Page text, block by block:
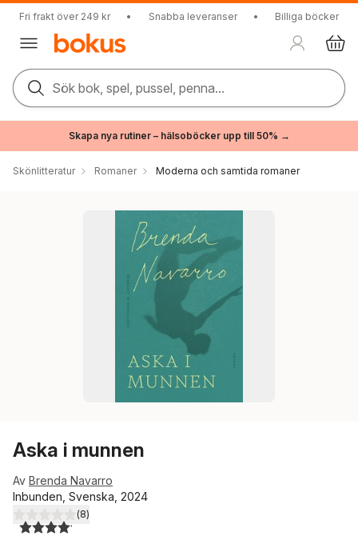
Fri frakt över 249 kr • Snabba leveranser • Billiga böcker
Sök bok, spel, pussel, penna...
Skapa nya rutiner – hälsoböcker upp till 50% →
Skönlitteratur Romaner Moderna och samtida romaner
Aska i munnen
Av Brenda Navarro
Inbunden, Svenska, 2024
4,1utav 5 stjärnor. Totalt antal röster:
(8)